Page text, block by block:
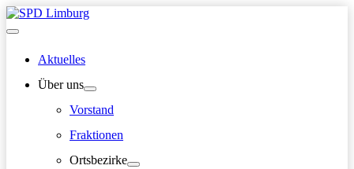
Zum
Inhalt
Hauptmenü
Aktuelles
Über uns
Vorstand
Fraktionen
Ortsbezirke